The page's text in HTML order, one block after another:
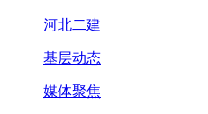
河北二建
基层动态
媒体聚焦